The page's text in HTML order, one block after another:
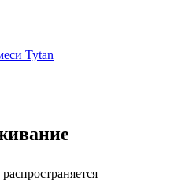
Tytan